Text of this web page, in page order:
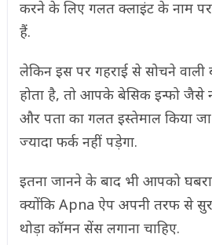
करने के लिए गलत क्लाइंट के नाम पर
हैं.
लेकिन इस पर गहराई से सोचने वाली
होता है, तो आपके बेसिक इन्फो जैसे
और पता का गलत इस्तेमाल किया
ज्यादा फर्क नहीं पड़ेगा.
इतना जानने के बाद भी आपको
क्योंकि Apna ऐप अपनी तरफ से
थोड़ा कॉमन सेंस लगाना चाहिए.